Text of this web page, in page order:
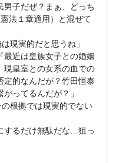
男子だぜ？まぁ、どっち
法１章適用）と混ぜて
現実的だと思うね」
最近は皇族女子との婚姻
現皇室との女系の血での
定的なんだが？竹田恒泰
ってるんだが？」
根拠では現実的でない
するだけ無駄だな…狙っ